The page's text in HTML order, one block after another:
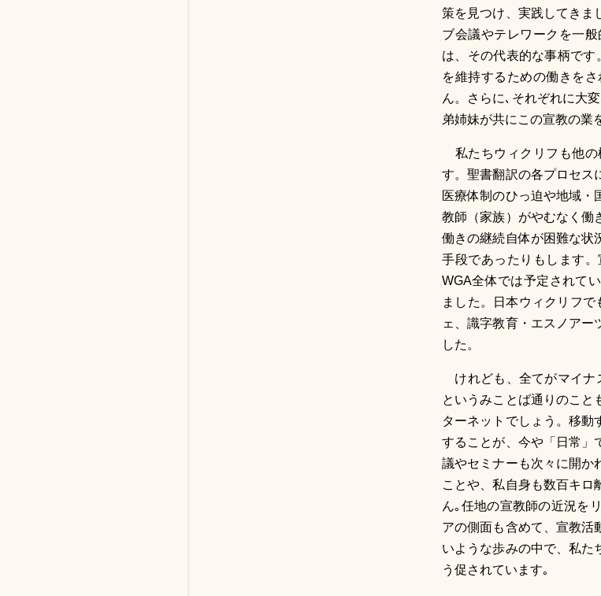
策を見つけ、実践してきま
ブ会議やテレワークを一
は、その代表的な事柄で
を維持するための働きを
ん。さらに､それぞれに大
弟姉妹が共にこの宣教の業
私たちウィクリフも他の
す。聖書翻訳の各プロセス
医療体制のひっ迫や地域・
教師（家族）がやむなく働
働きの継続自体が困難な状
手段であったりもします
WGA全体では予定されて
ました。日本ウィクリフ
ェ、識字教育・エスノア
した。
けれども、全てがマイナ
というみことば通りのこと
ターネットでしょう。移動
することが、今や「日常」
議やセミナーも次々に開か
ことや、私自身も数百キロ
ん｡任地の宣教師の近況を
アの側面も含めて、宣教活
いような歩みの中で、私た
う促されています｡